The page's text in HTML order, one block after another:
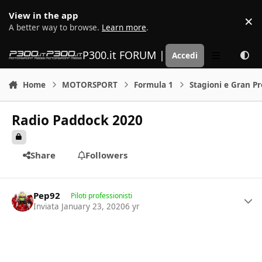
View in the app
A better way to browse. Learn more. ×
P300.it FORUM | Motorsport Media
Accedi
Home MOTORSPORT Formula 1 Stagioni e Gran
Radio Paddock 2020
Share Followers
Pep92 Piloti professionisti
Inviata January 23, 20206 yr